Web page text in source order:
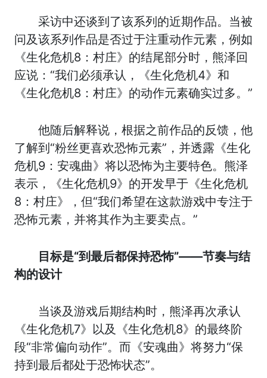
采访中还谈到了该系列的近期作品。当被
问及该系列作品是否过于注重动作元素，例如
《生化危机8：村庄》的结尾部分时，熊泽回
应说：“我们必须承认，《生化危机4》和
《生化危机8：村庄》的动作元素确实过多。”
他随后解释说，根据之前作品的反馈，他
了解到“粉丝更喜欢恐怖元素”，并透露《生化
危机9：安魂曲》将以恐怖为主要特色。熊泽
表示，《生化危机9》的开发早于《生化危机
8：村庄》，但“我们希望在这款游戏中专注于
恐怖元素，并将其作为主要卖点。”
目标是“到最后都保持恐怖”——节奏与结
构的设计
当谈及游戏后期结构时，熊泽再次承认
《生化危机7》以及《生化危机8》的最终阶
段“非常偏向动作”。而《安魂曲》将努力“保
持到最后都处于恐怖状态”。